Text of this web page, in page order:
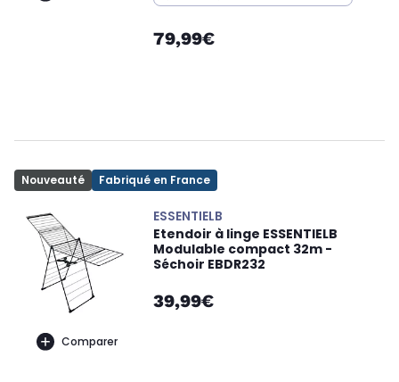
79,99€
Nouveauté Fabriqué en France
Comparer
ESSENTIELB
Etendoir à linge ESSENTIELB
Modulable compact 32m -
Séchoir EBDR232
39,99€